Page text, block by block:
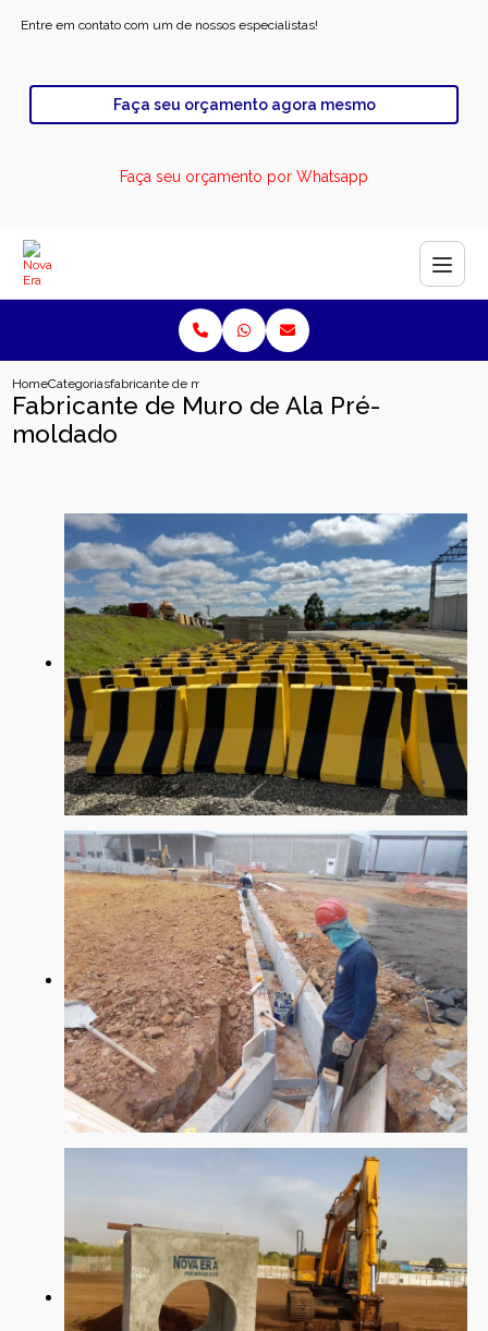
Entre em contato com um de nossos especialistas!
Faça seu orçamento agora mesmo
Faça seu orçamento por Whatsapp
HomeCategoriasfabricante de muro de ala pre moldado
Fabricante de Muro de Ala Pré-
moldado